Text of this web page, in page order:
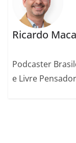
Ricardo
Podcaster
e Livre